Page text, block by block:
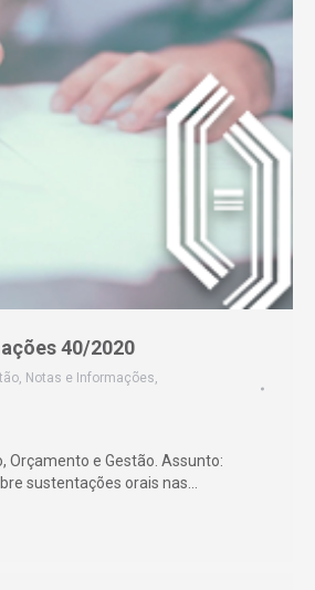
40/2020
, Notas e Informações,
Orçamento e Gestão. Assunto:
sustentações orais nas…